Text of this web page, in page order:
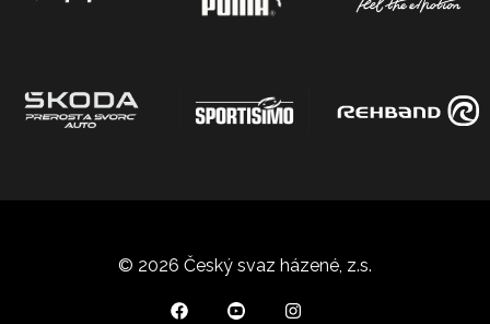
© 2026 Český svaz házené, z.s.